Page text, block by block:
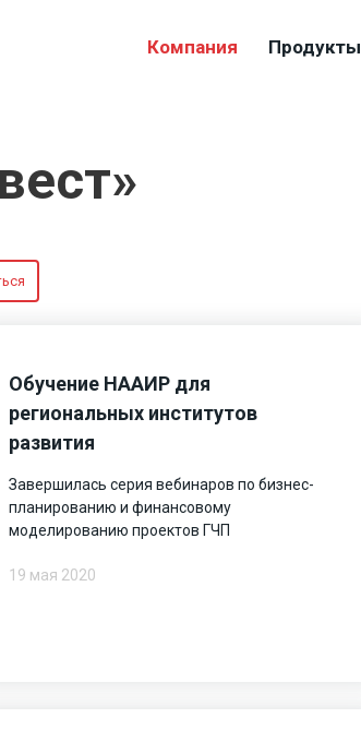
Компания Продукты
Обучение НААИР для
региональных институтов
развития
Завершилась серия вебинаров по бизнес-
планированию и финансовому
моделированию проектов ГЧП
19 мая 2020